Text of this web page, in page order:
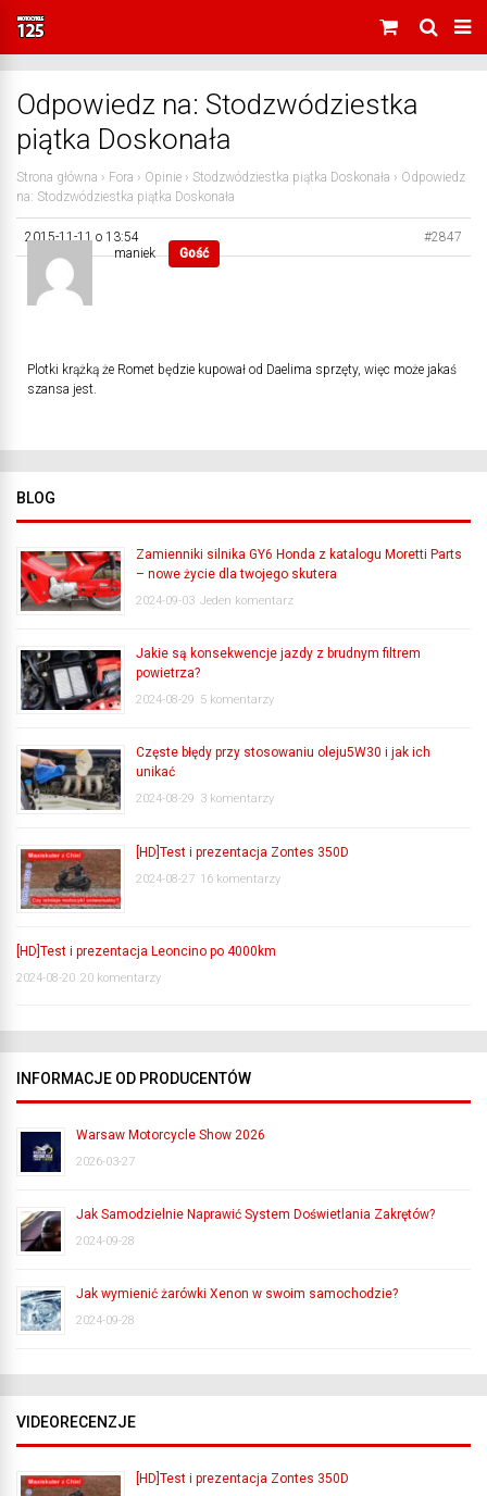
Odpowiedz na: Stodzwódziestka
piątka Doskonała
Strona główna › Fora › Opinie › Stodzwódziestka piątka Doskonała › Odpowiedz
na: Stodzwódziestka piątka Doskonała
2015-11-11 o 13:54
#2847
maniek
Gość
Plotki krążką że Romet będzie kupował od Daelima sprzęty, więc może jakaś
szansa jest.
BLOG
Zamienniki silnika GY6 Honda z katalogu Moretti Parts
– nowe życie dla twojego skutera
2024-09-03 Jeden komentarz
Jakie są konsekwencje jazdy z brudnym filtrem
powietrza?
2024-08-29 5 komentarzy
Częste błędy przy stosowaniu oleju5W30 i jak ich
unikać
2024-08-29 3 komentarzy
[HD]Test i prezentacja Zontes 350D
2024-08-27 16 komentarzy
[HD]Test i prezentacja Leoncino po 4000km
2024-08-20 20 komentarzy
INFORMACJE OD PRODUCENTÓW
Warsaw Motorcycle Show 2026
2026-03-27
Jak Samodzielnie Naprawić System Doświetlania Zakrętów?
2024-09-28
Jak wymienić żarówki Xenon w swoim samochodzie?
2024-09-28
VIDEORECENZJE
[HD]Test i prezentacja Zontes 350D